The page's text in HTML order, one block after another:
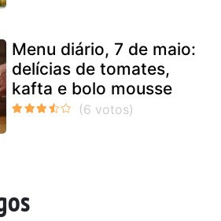
Menu diário, 7 de maio:
delícias de tomates,
kafta e bolo mousse